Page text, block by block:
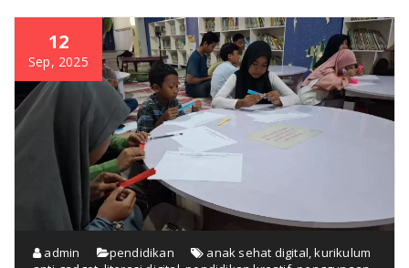
12
Sep, 2025
admin pendidikan anak sehat digital ,kurikulum